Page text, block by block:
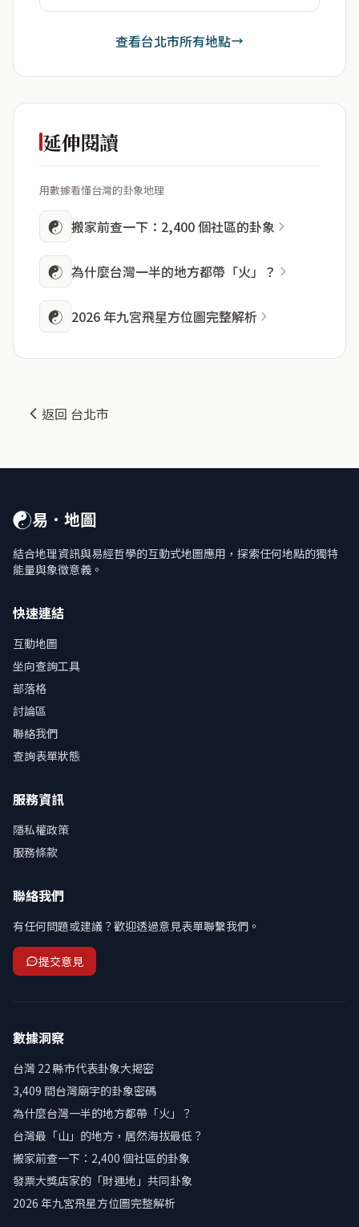
查看台北市所有地點
延伸閱讀
用數據看懂台灣的卦象地理
☯ 搬家前查一下：2,400 個社區的卦象
☯ 為什麼台灣一半的地方都帶「火」？
☯ 2026 年九宮飛星方位圖完整解析
返回 台北市
☯易．地圖
結合地理資訊與易經哲學的互動式地圖應用，探索任何地點的獨特
能量與象徵意義。
快速連結
互動地圖
坐向查詢工具
部落格
討論區
聯絡我們
查詢表單狀態
服務資訊
隱私權政策
服務條款
聯絡我們
有任何問題或建議？歡迎透過意見表單聯繫我們。
提交意見
數據洞察
台灣 22 縣市代表卦象大揭密
3,409 間台灣廟宇的卦象密碼
為什麼台灣一半的地方都帶「火」？
台灣最「山」的地方，居然海拔最低？
搬家前查一下：2,400 個社區的卦象
發票大獎店家的「財運地」共同卦象
2026 年九宮飛星方位圖完整解析